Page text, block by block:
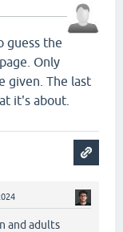
guess the
Only
given. The last
it's about.
and adults